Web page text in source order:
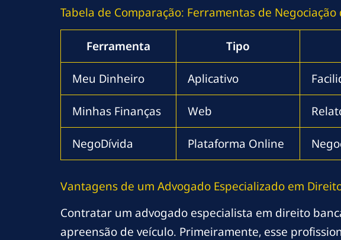
Tabela de Comparação: Ferramentas de Negociação
Ferramenta Tipo
Meu Dinheiro Aplicativo
Minhas Finanças Web
NegoDívida Plataforma Online
Vantagens de um Advogado Especializado em
Contratar um advogado especialista em direito
apreensão de veículo. Primeiramente, esse